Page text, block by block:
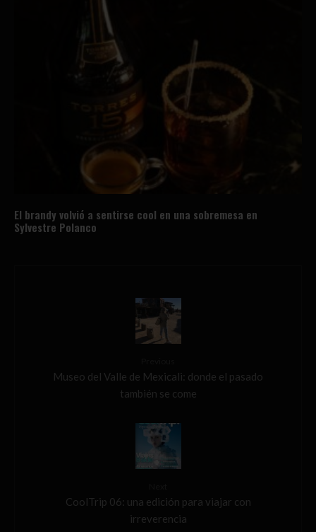
El brandy volvió a sentirse cool en una sobremesa en
Sylvestre Polanco
Museo del Valle de Mexicali: donde el pasado
también se come
CoolTrip 06: una edición para viajar con
irreverencia